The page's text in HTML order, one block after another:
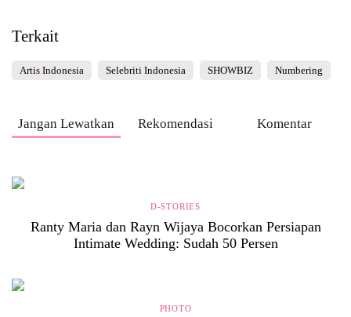
Terkait
Artis Indonesia Selebriti Indonesia SHOWBIZ Numbering
Jangan Lewatkan Rekomendasi Komentar
D-STORIES
Ranty Maria dan Rayn Wijaya Bocorkan Persiapan
Intimate Wedding: Sudah 50 Persen
PHOTO